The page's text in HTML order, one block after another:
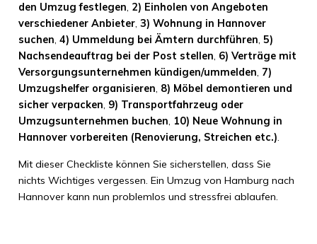
den Umzug festlegen, 2) Einholen von Angeboten
verschiedener Anbieter, 3) Wohnung in Hannover
suchen, 4) Ummeldung bei Ämtern durchführen, 5)
Nachsendeauftrag bei der Post stellen, 6) Verträge mit
Versorgungsunternehmen kündigen/ummelden, 7)
Umzugshelfer organisieren, 8) Möbel demontieren und
sicher verpacken, 9) Transportfahrzeug oder
Umzugsunternehmen buchen, 10) Neue Wohnung in
Hannover vorbereiten (Renovierung, Streichen etc.).
Mit dieser Checkliste können Sie sicherstellen, dass Sie
nichts Wichtiges vergessen. Ein Umzug von Hamburg nach
Hannover kann nun problemlos und stressfrei ablaufen.